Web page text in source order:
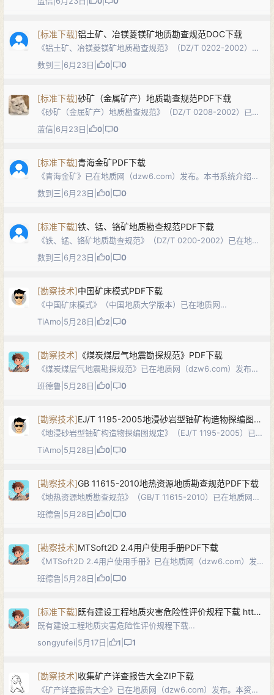
国煤层气资源/储量分类分级标准及定义、储量估算方法、储量评
[标准下载]铝土矿、冶镁菱镁矿地质勘查规范DOC下载
《铝土矿、冶镁菱镁矿地质勘查规范》（DZ/T 0202-2002）已
在地质网（dzw6.com）发布。本标准规定了铝土矿、冶镁菱镁
矿地质勘查工作的内容及要求，包括勘查的目的任务、勘查研究
数到三 6月23日 0 0
[标准下载]砂矿（金属矿产）地质勘查规范PDF下载
《砂矿（金属矿产）地质勘查规范》（DZ/T 0208-2002）已在
地质网（dzw6.com）发布。本标准规定了除滨海砂矿以外的金
属矿产（贵金属、锡、钛铁矿、金红石、稀有金属、稀土等）砂
蓝信 6月23日 0 0
[标准下载]青海金矿PDF下载
《青海金矿》已在地质网（dzw6.com）发布。本书系统介绍青
海省金矿的区域成矿地质背景、主要金矿床类型与时空分布、典
型矿床地质特征及成矿规律，结合区域地质演化分析金矿的控矿
数到三 6月23日 0 0
[标准下载]铁、锰、铬矿地质勘查规范PDF下载
《铁、锰、铬矿地质勘查规范》（DZ/T 0200-2002）已在地质
网（dzw6.com）发布。本标准规定了铁、锰、铬矿产地质勘查
的目的任务、勘查研究程度、勘查控制程度要求、勘查工作及质
数到三 6月23日 0 0
[勘察技术]中国矿床模式PDF下载
《中国矿床模式》（中国地质大学版本）已在地质网
（dzw6.com）发布。本专著系统总结了中国的典型矿床模式，
从成矿地质背景、成矿机制、控矿因素、矿化特征、找矿标志等
TiAmo 5月28日 2 0
[勘察技术] 《煤炭煤层气地震勘探规范》PDF下载
《煤炭煤层气地震勘探规范》已在地质网（dzw6.com）发布。
本规范规定了煤炭、煤层气地震勘探的设计、仪器、野外工作、
资料处理、解释与报告编制等的技术要求，适用于煤炭、煤层气
班德鲁 5月28日 0 0
[勘察技术] EJ/T 1195-2005地浸砂岩型铀矿构造物探编图规定PDF下载
《地浸砂岩型铀矿构造物探编图规定》（EJ/T 1195-2005）已在
地质网（dzw6.com）发布。本标准规定了地浸砂岩型铀矿构造
物探编图的目的任务、编图内容、编图方法及质量要求，适用于
TiAmo 5月28日 0 0
[勘察技术]GB 11615-2010地热资源地质勘查规范PDF下载
《地热资源地质勘查规范》（GB/T 11615-2010）已在地质网
（dzw6.com）发布。本标准代替了GB/T 11615-1989，规定了
地热资源勘查的目的任务、研究程度、控制程度、工作质量要
班德鲁 5月28日 0 0
[勘察技术]MTSoft2D 2.4用户使用手册PDF下载
《MTSoft2D 2.4用户使用手册》已在地质网（dzw6.com）发
布。MTSoft2D为国内自主开发的大地电磁二维处理与反演解释
及成像软件系统，主要功能包括数据预处理（静态校正、空间滤
班德鲁 5月28日 0 0
[标准下载] 既有建设工程地质灾害危险性评价规程下载 https://dbba.sacinfo.org.cn/portal/online/daea99094b945a2462c86f7363a66f849f9812a2ea3ea5bb7445ee522feab572
既有建设工程地质灾害危险性评价规程下载
https://dbba.sacinfo.org.cn/portal/online/daea99094b945a
2462c86f7363a66f849f9812…
songyufei 5月17日 1 1
[勘察技术]收集矿产详查报告大全ZIP下载
《矿产详查报告大全》已在地质网（dzw6.com）发布。本资料